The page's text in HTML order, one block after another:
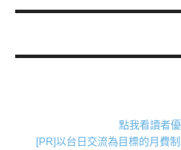
點我看讀者
[PR]以台日交流為目標的月費